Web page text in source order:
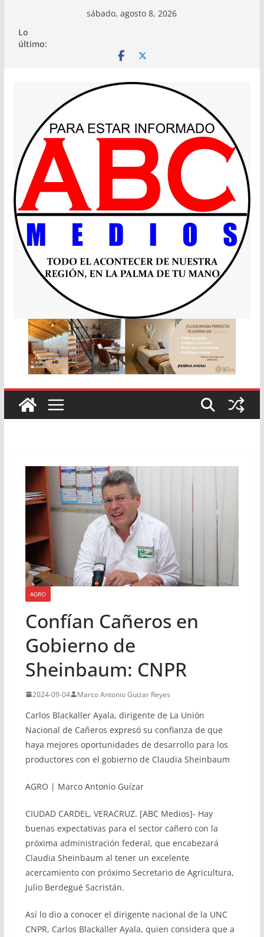
contenido
sábado, agosto 8, 2026
Lo
último:
AGRO
Confían Cañeros en
Gobierno de
Sheinbaum: CNPR
2024-09-04 Marco Antonio Guizar Reyes
Carlos Blackaller Ayala, dirigente de La Unión
Nacional de Cañeros expresó su confianza de que
haya mejores oportunidades de desarrollo para los
productores con el gobierno de Claudia Sheinbaum
AGRO | Marco Antonio Guízar
CIUDAD CARDEL, VERACRUZ. [ABC Medios]- Hay
buenas expectativas para el sector cañero con la
próxima administración federal, que encabezará
Claudia Sheinbaum al tener un excelente
acercamiento con próximo Secretario de Agricultura,
Julio Berdegué Sacristán.
Así lo dio a conocer el dirigente nacional de la UNC
CNPR, Carlos Blackaller Ayala, quien considera que a